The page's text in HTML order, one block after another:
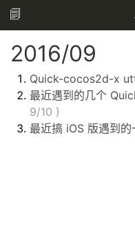
2016/09
Quick-cocos2d-x
最近遇到的几个
9/10 )
最近搞 iOS 版遇到